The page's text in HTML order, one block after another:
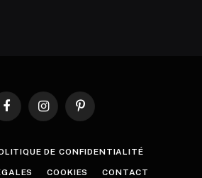
FacebookInstagramPinterest
DE CONFIDENTIALITÉ
COOKIES CONTACT